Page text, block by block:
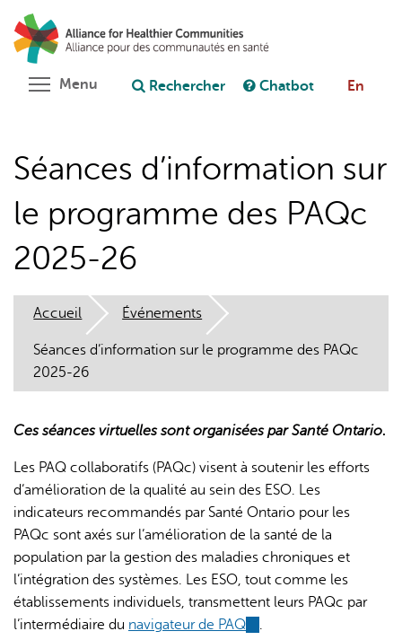
Aller
au
contenu
principal
Poser une question au chatbot
L'IA peut afficher des informations incorrectes, veuillez donc
vérifier toute réponse.
Menu Toggle menu visibility
Rechercher Chatbot En
Séances d’information sur
le programme des PAQc
2025-26
Accueil Événements
Séances d’information sur le programme des PAQc
2025-26
Ces séances virtuelles sont organisées par Santé Ontario.
Les PAQ collaboratifs (PAQc) visent à soutenir les efforts
d’amélioration de la qualité au sein des ESO. Les
indicateurs recommandés par Santé Ontario pour les
PAQc sont axés sur l’amélioration de la santé de la
population par la gestion des maladies chroniques et
l’intégration des systèmes. Les ESO, tout comme les
établissements individuels, transmettent leurs PAQc par
l’intermédiaire du navigateur de PAQ (link
.